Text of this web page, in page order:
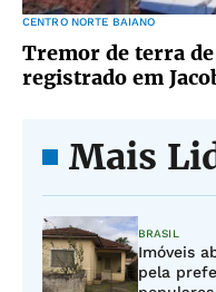
CENTRO NORTE BAIANO
Tremor de terra
registrado em
Mais
BRASIL
Imóveis
pela